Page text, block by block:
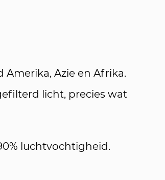
Azie en Afrika.
licht, precies wat
luchtvochtigheid.